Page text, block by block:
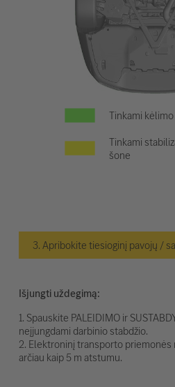
Tinkami
Tinkami
šone
3. Apribokite tiesioginį pavojų /
Išjungti uždegimą:
1. Spauskite PALEIDIMO ir
neįjungdami darbinio stabdžio.
2. Elektroninį transporto priemonės
arčiau kaip 5 m atstumu.